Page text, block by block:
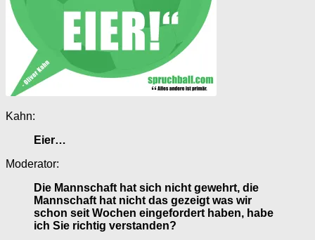
Kahn:
Eier…
Moderator:
Die Mannschaft hat sich nicht gewehrt, die
Mannschaft hat nicht das gezeigt was wir
schon seit Wochen eingefordert haben, habe
ich Sie richtig verstanden?